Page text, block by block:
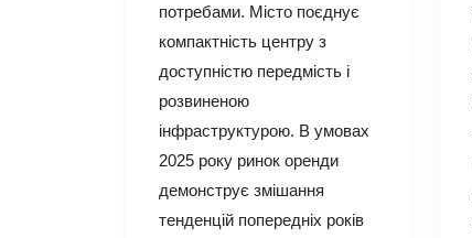
потребами. Місто поєднує
компактність центру з
доступністю передмість і
розвиненою
інфраструктурою. В умовах
2025 року ринок оренди
демонструє змішання
тенденцій попередніх років